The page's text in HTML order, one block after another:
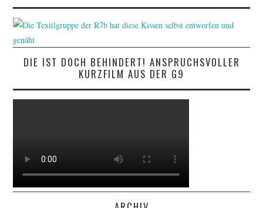
DIE IST DOCH BEHINDERT! ANSPRUCHSVOLLER
KURZFILM AUS DER G9